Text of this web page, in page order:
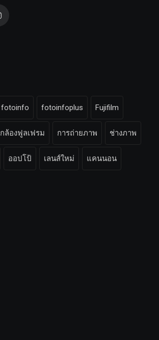
fotoinfo fotoinfoplus Fujifilm
กล้องฟูลเฟรม การถ่ายภาพ ช่างภาพ
ออปโป้ เลนส์ใหม่ แคนนอน